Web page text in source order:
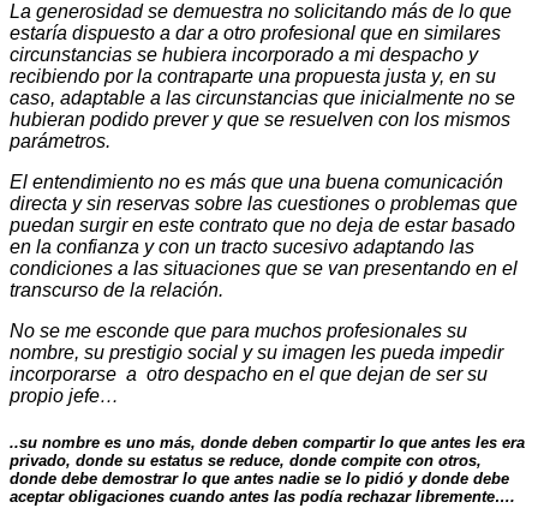
La generosidad se demuestra no solicitando más de lo que
estaría dispuesto a dar a otro profesional que en similares
circunstancias se hubiera incorporado a mi despacho y
recibiendo por la contraparte una propuesta justa y, en su
caso, adaptable a las circunstancias que inicialmente no se
hubieran podido prever y que se resuelven con los mismos
parámetros.
El entendimiento no es más que una buena comunicación
directa y sin reservas sobre las cuestiones o problemas que
puedan surgir en este contrato que no deja de estar basado
en la confianza y con un tracto sucesivo adaptando las
condiciones a las situaciones que se van presentando en el
transcurso de la relación.
No se me esconde que para muchos profesionales su
nombre, su prestigio social y su imagen les pueda impedir
incorporarse a otro despacho en el que dejan de ser su
propio jefe…
..su nombre es uno más, donde deben compartir lo que antes les era
privado, donde su estatus se reduce, donde compite con otros,
donde debe demostrar lo que antes nadie se lo pidió y donde debe
aceptar obligaciones cuando antes las podía rechazar libremente….